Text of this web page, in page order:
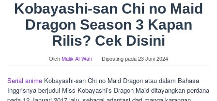
Kobayashi-san Chi no Maid
Dragon Season 3 Kapan
Rilis? Cek Disini
OlehMalik Al-Wafi Diposting pada23 Juni 2024
Serial anime Kobayashi-san Chi no Maid Dragon atau dalam Bahasa
Inggrisnya berjudul Miss Kobayashi’s Dragon Maid ditayangkan perdana